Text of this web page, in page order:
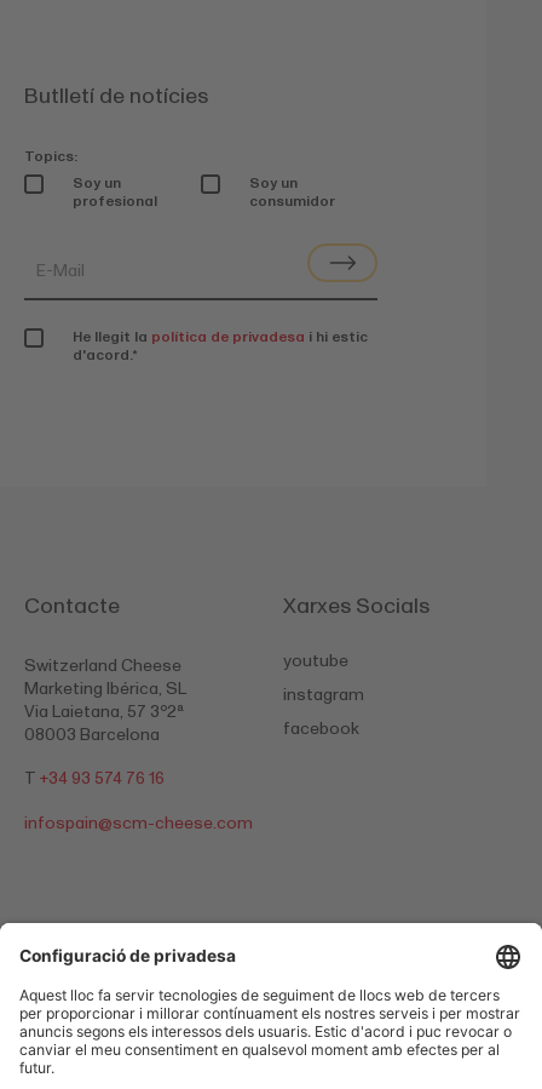
Butlletí de notícies
Topics:
Soy un
profesional
Soy un
consumidor
He llegit la política de privadesa i hi estic
d'acord.*
Contacte
Switzerland Cheese
Marketing Ibérica, SL
Via Laietana, 57 3º2ª
08003 Barcelona
T +34 93 574 76 16
infospain@scm-cheese.com
Xarxes Socials
youtube
instagram
facebook